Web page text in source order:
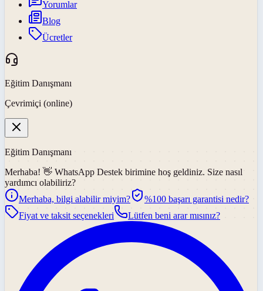
Yorumlar
Blog
Ücretler
Eğitim Danışmanı
Çevrimiçi (online)
Eğitim Danışmanı
Merhaba! 👋 WhatsApp Destek birimine hoş geldiniz. Size nasıl
yardımcı olabiliriz?
Merhaba, bilgi alabilir miyim?
%100 başarı garantisi nedir?
Fiyat ve taksit seçenekleri
Lütfen beni arar mısınız?